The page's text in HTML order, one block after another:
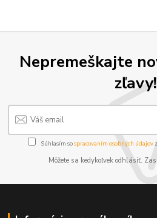
Nepremeškajte
zľavy!
Súhlasím sospracovaním osobných údajov
Môžete sa kedykoľvek odhlásiť.